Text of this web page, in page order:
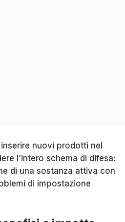
nuovi prodotti nel
l’intero schema di difesa:
di una sostanza attiva con
di impostazione